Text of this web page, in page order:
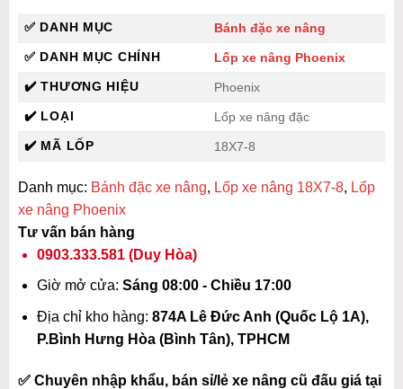
✅ DANH MỤC
Bánh đặc xe nâng
✅ DANH MỤC CHÍNH
Lốp xe nâng Phoenix
✔️ THƯƠNG HIỆU
Phoenix
✔️ LOẠI
Lốp xe nâng đặc
✔️ MÃ LỐP
18X7-8
Danh mục: Bánh đặc xe nâng, Lốp xe nâng 18X7-8, Lốp
xe nâng Phoenix
Tư vấn bán hàng
0903.333.581 (Duy Hòa)
Giờ mở cửa: Sáng 08:00 - Chiều 17:00
Địa chỉ kho hàng: 874A Lê Đức Anh (Quốc Lộ 1A),
P.Bình Hưng Hòa (Bình Tân), TPHCM
✅ Chuyên nhập khẩu, bán sỉ/lẻ xe nâng cũ đấu giá tại